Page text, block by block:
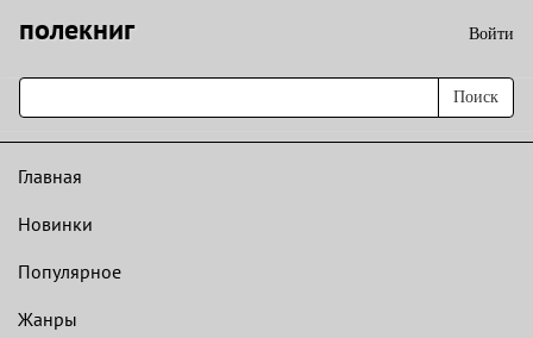
полекниг Войти
Поиск
Главная
Новинки
Популярное
Жанры